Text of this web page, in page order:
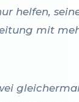
helfen,
mit